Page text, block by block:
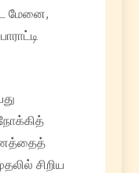
மேனை,
சிறிய